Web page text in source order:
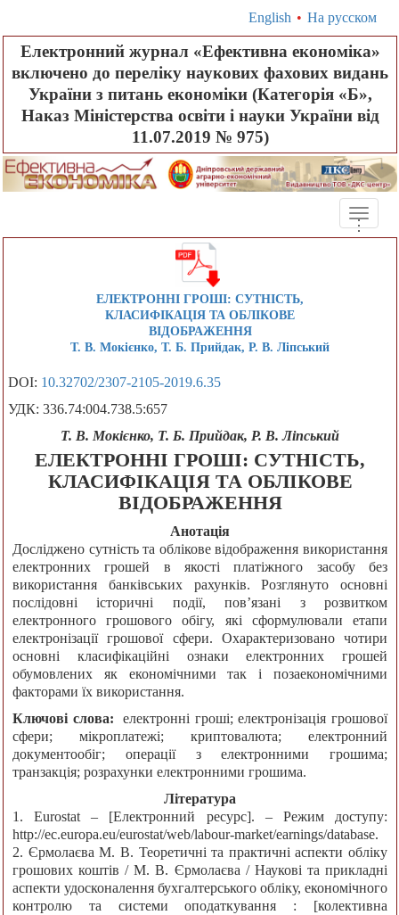
English • На русском
Електронний журнал «Ефективна економіка»
включено до переліку наукових фахових видань
України з питань економіки (Категорія «Б»,
Наказ Міністерства освіти і науки України від
11.07.2019 № 975)
Toggle
...
ЕЛЕКТРОННІ ГРОШІ: СУТНІСТЬ,
КЛАСИФІКАЦІЯ ТА ОБЛІКОВЕ
ВІДОБРАЖЕННЯ
Т. В. Мокієнко, Т. Б. Прийдак, Р. В. Ліпський
DOI: 10.32702/2307-2105-2019.6.35
УДК: 336.74:004.738.5:657
Т. В. Мокієнко, Т. Б. Прийдак, Р. В. Ліпський
ЕЛЕКТРОННІ ГРОШІ: СУТНІСТЬ,
КЛАСИФІКАЦІЯ ТА ОБЛІКОВЕ
ВІДОБРАЖЕННЯ
Анотація
Досліджено сутність та облікове відображення використання
електронних грошей в якості платіжного засобу без
використання банківських рахунків. Розглянуто основні
послідовні історичні події, пов’язані з розвитком
електронного грошового обігу, які сформулювали етапи
електронізації грошової сфери. Охарактеризовано чотири
основні класифікаційні ознаки електронних грошей
обумовлених як економічними так і позаекономічними
факторами їх використання.
Ключові слова:
електронні гроші; електронізація грошової
сфери; мікроплатежі; криптовалюта; електронний
документообіг; операції з електронними грошима;
транзакція; розрахунки електронними грошима.
Література
1. Eurostat – [Електронний ресурс]. – Режим доступу:
http://ec.europa.eu/eurostat/web/labour-market/earnings/database.
2. Єрмолаєва М. В. Теоретичні та практичні аспекти обліку
грошових коштів / М. В. Єрмолаєва / Наукові та прикладні
аспекти удосконалення бухгалтерського обліку, економічного
контролю та системи оподаткування : [колективна